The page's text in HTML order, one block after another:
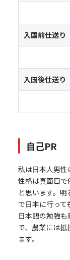
入国前仕送り
入国後仕送り
自己PR
私は日本人男性
性格は真面目で
と思います。
で日本に行って
日本語の勉強
で、農業には
ます。